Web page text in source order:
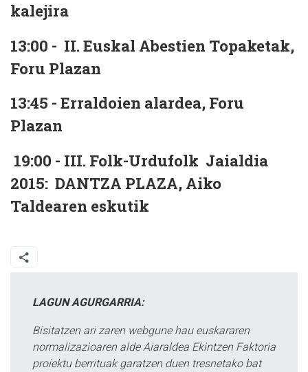
kalejira
13:00 - II. Euskal Abestien Topaketak,
Foru Plazan
13:45 - Erraldoien alardea, Foru
Plazan
19:00 - III. Folk-Urdufolk Jaialdia
2015: DANTZA PLAZA, Aiko
Taldearen eskutik
LAGUN AGURGARRIA:
Bisitatzen ari zaren webgune hau euskararen
normalizazioaren alde Aiaraldea Ekintzen Faktoria
proiektu berrituak garatzen duen tresnetako bat